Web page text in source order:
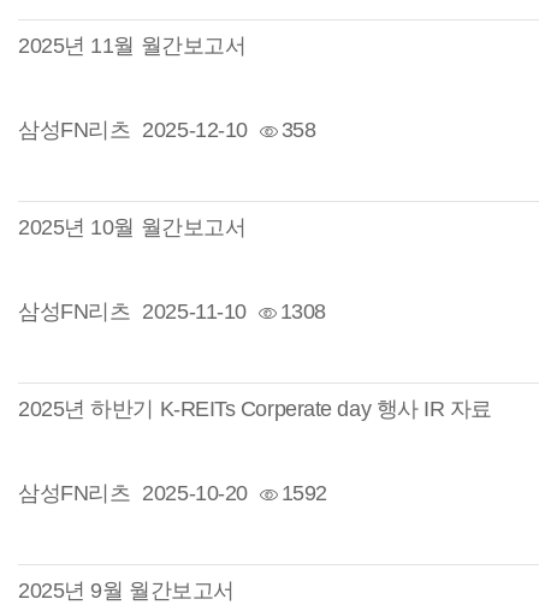
2025년 11월 월간보고서
삼성FN리츠 2025-12-10 358
2025년 10월 월간보고서
삼성FN리츠 2025-11-10 1308
2025년 하반기 K-REITs Corperate day 행사 IR 자료
삼성FN리츠 2025-10-20 1592
2025년 9월 월간보고서